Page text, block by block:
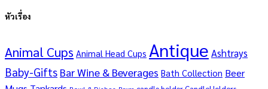
หัวเรื่อง
Animal Cups Animal Head Cups Antique Ashtrays
Baby-Gifts Bar Wine & Beverages Bath Collection Beer